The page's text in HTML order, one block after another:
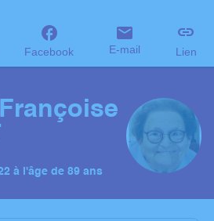
Facebook E-mail Lien
à l'âge de 89 ans